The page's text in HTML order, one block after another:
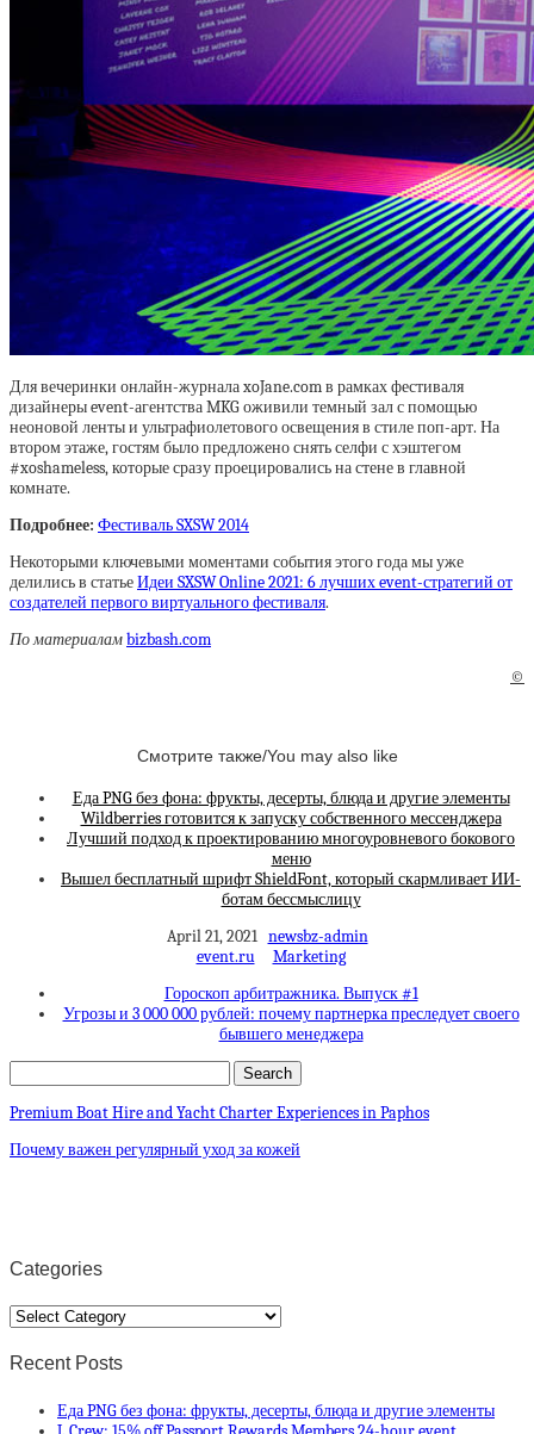
Для вечеринки онлайн-журнала xoJane.com в рамках фестиваля
дизайнеры event-агентства MKG оживили темный зал с помощью
неоновой ленты и ультрафиолетового освещения в стиле поп-арт. На
втором этаже, гостям было предложено снять селфи с хэштегом
#xoshameless, которые сразу проецировались на стене в главной
комнате.
Подробнее: Фестиваль SXSW 2014
Некоторыми ключевыми моментами события этого года мы уже
делились в статьеИдеи SXSW Online 2021: 6 лучших event-стратегий от
создателей первого виртуального фестиваля.
По материаламbizbash.com
©
Смотрите также/You may also like
Еда PNG без фона: фрукты, десерты, блюда и другие элементы
Wildberries готовится к запуску собственного мессенджера
Лучший подход к проектированию многоуровневого бокового
меню
Вышел бесплатный шрифт ShieldFont, который скармливает ИИ-
ботам бессмыслицу
April 21, 2021 newsbz-admin
event.ru
Marketing
Гороскоп арбитражника. Выпуск #1
Угрозы и 3 000 000 рублей: почему партнерка преследует своего
бывшего менеджера
Premium Boat Hire and Yacht Charter Experiences in Paphos
Почему важен регулярный уход за кожей
Categories
Categories
Recent Posts
Еда PNG без фона: фрукты, десерты, блюда и другие элементы